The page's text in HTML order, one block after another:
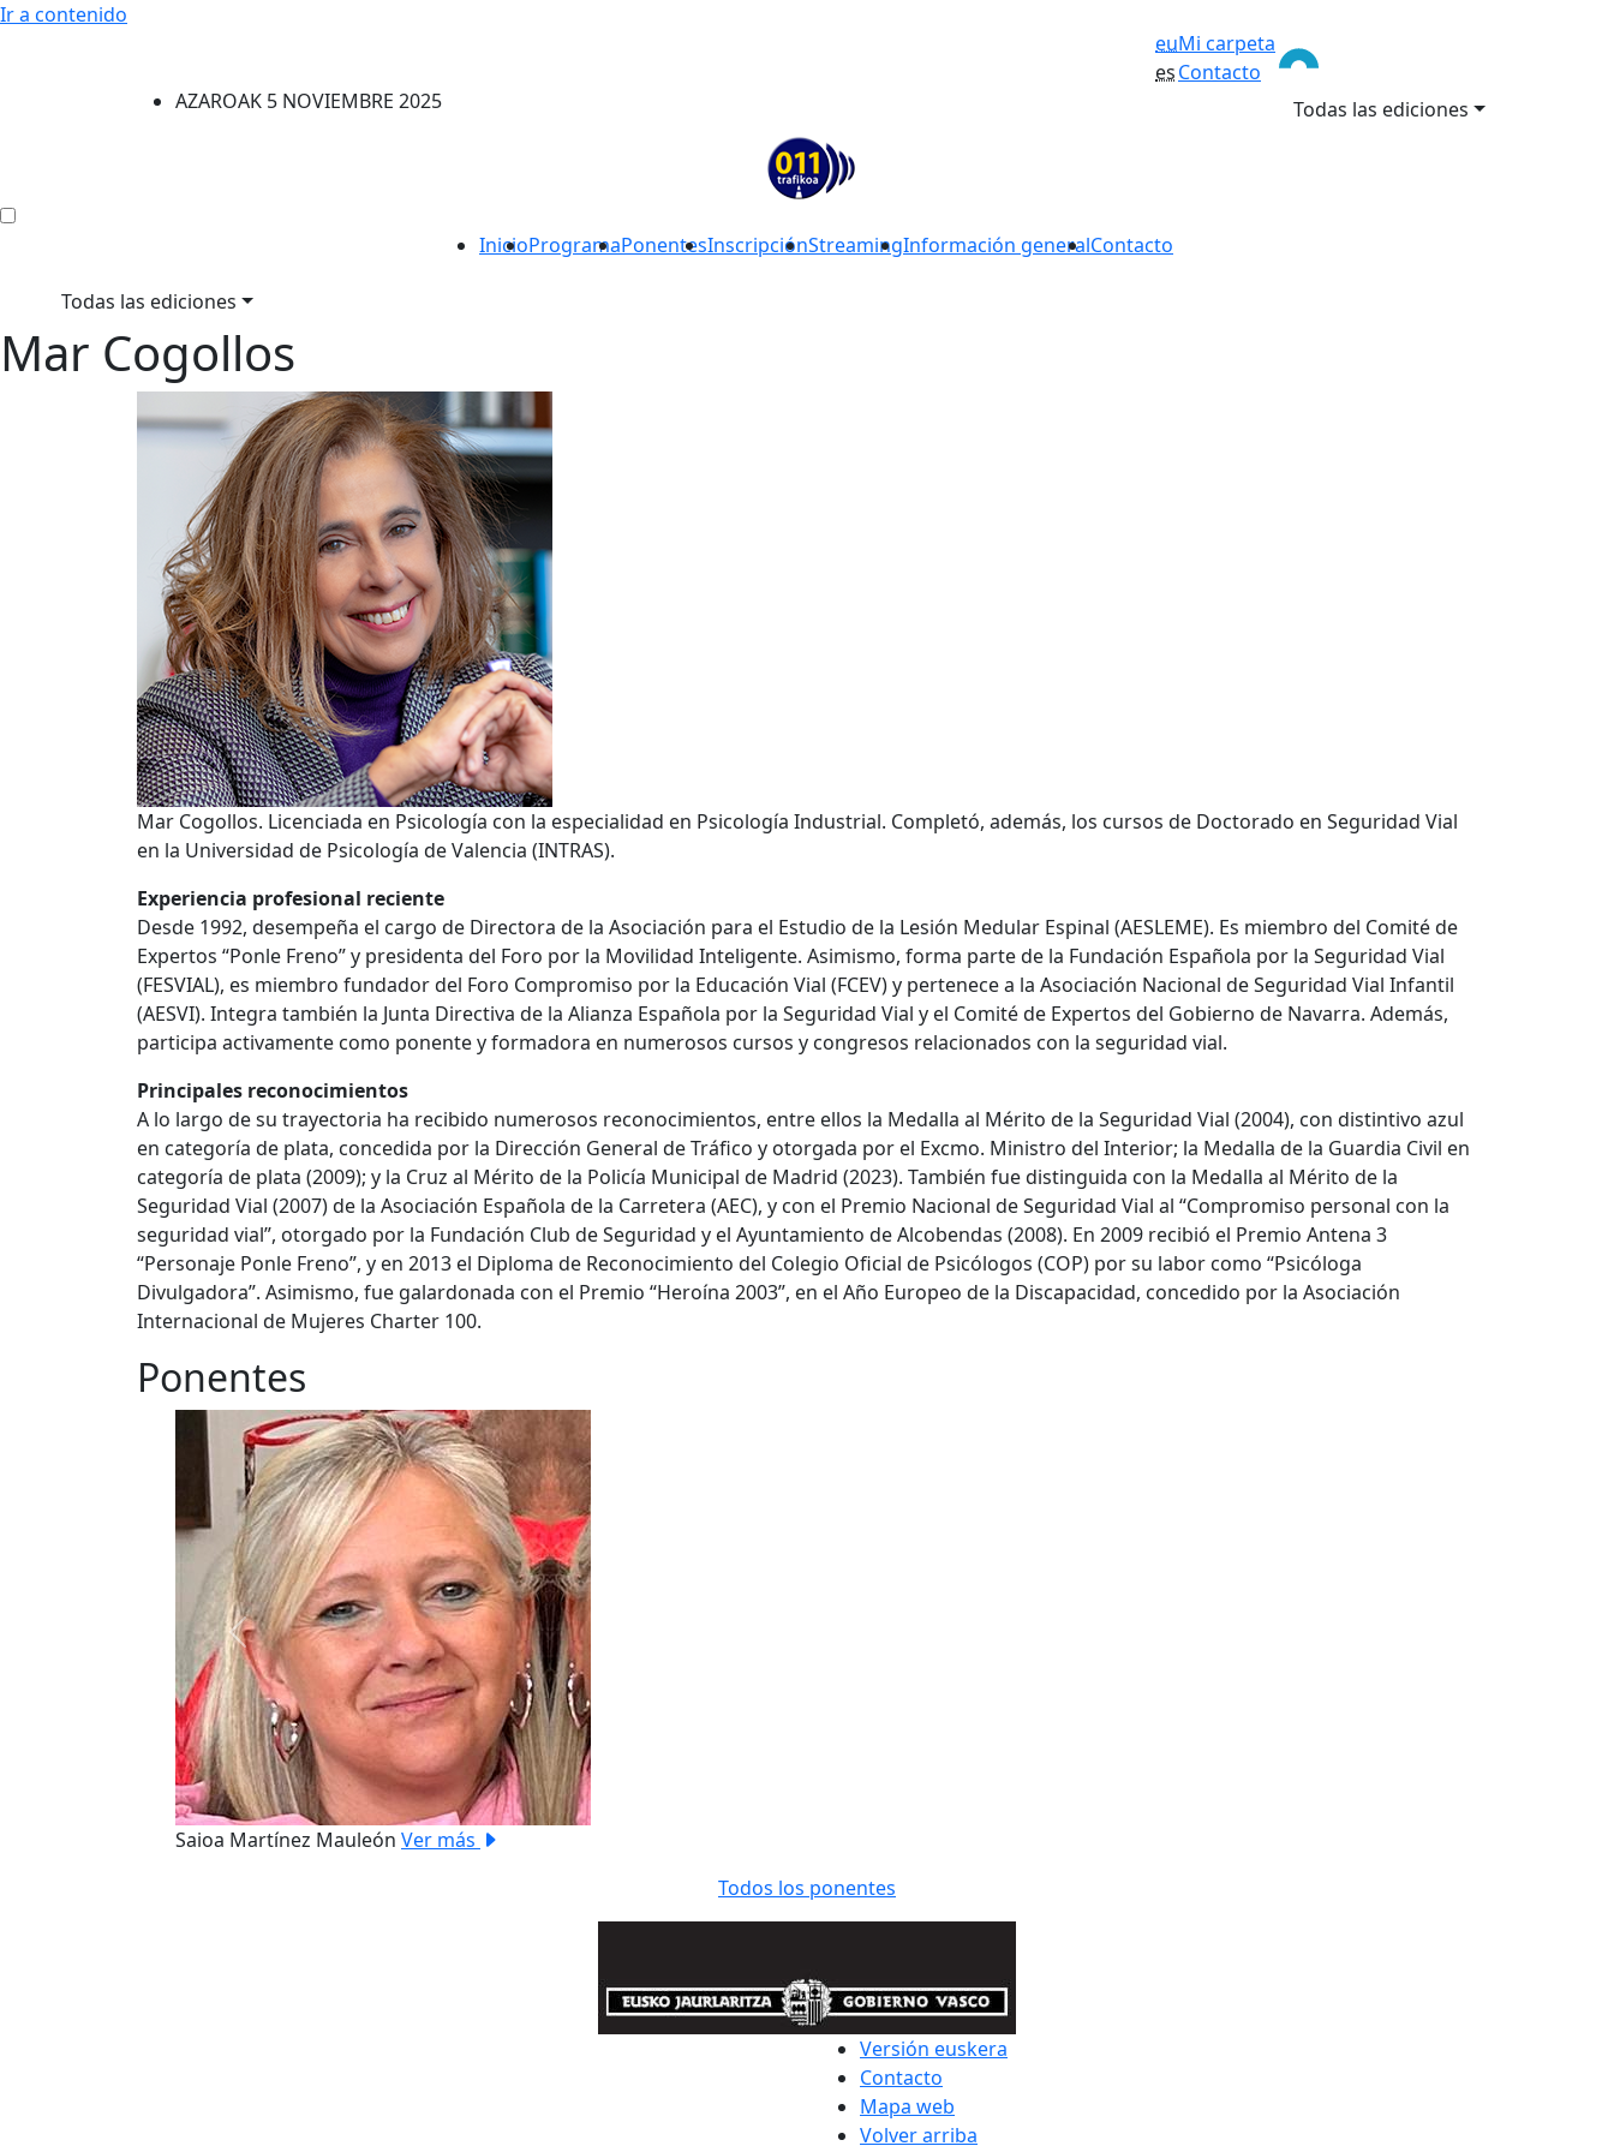
Ir a contenido
eu
es
Mi carpeta
Contacto
AZAROAK 5 NOVIEMBRE 2025
Todas las ediciones
InicioProgramaPonentesInscripciónStreamingInformación generalContacto
Todas las ediciones
Mar Cogollos
Mar Cogollos. Licenciada en Psicología con la especialidad en Psicología Industrial. Completó, además, los cursos de Doctorado en Seguridad Vial
en la Universidad de Psicología de Valencia (INTRAS).
Experiencia profesional reciente
Desde 1992, desempeña el cargo de Directora de la Asociación para el Estudio de la Lesión Medular Espinal (AESLEME). Es miembro del Comité de
Expertos “Ponle Freno” y presidenta del Foro por la Movilidad Inteligente. Asimismo, forma parte de la Fundación Española por la Seguridad Vial
(FESVIAL), es miembro fundador del Foro Compromiso por la Educación Vial (FCEV) y pertenece a la Asociación Nacional de Seguridad Vial Infantil
(AESVI). Integra también la Junta Directiva de la Alianza Española por la Seguridad Vial y el Comité de Expertos del Gobierno de Navarra. Además,
participa activamente como ponente y formadora en numerosos cursos y congresos relacionados con la seguridad vial.
Principales reconocimientos
A lo largo de su trayectoria ha recibido numerosos reconocimientos, entre ellos la Medalla al Mérito de la Seguridad Vial (2004), con distintivo azul
en categoría de plata, concedida por la Dirección General de Tráfico y otorgada por el Excmo. Ministro del Interior; la Medalla de la Guardia Civil en
categoría de plata (2009); y la Cruz al Mérito de la Policía Municipal de Madrid (2023). También fue distinguida con la Medalla al Mérito de la
Seguridad Vial (2007) de la Asociación Española de la Carretera (AEC), y con el Premio Nacional de Seguridad Vial al “Compromiso personal con la
seguridad vial”, otorgado por la Fundación Club de Seguridad y el Ayuntamiento de Alcobendas (2008). En 2009 recibió el Premio Antena 3
“Personaje Ponle Freno”, y en 2013 el Diploma de Reconocimiento del Colegio Oficial de Psicólogos (COP) por su labor como “Psicóloga
Divulgadora”. Asimismo, fue galardonada con el Premio “Heroína 2003”, en el Año Europeo de la Discapacidad, concedido por la Asociación
Internacional de Mujeres Charter 100.
Ponentes
Previous
Saioa Martínez Mauleón Ver más
Todos los ponentes
Versión euskera
Contacto
Mapa web
Volver arriba